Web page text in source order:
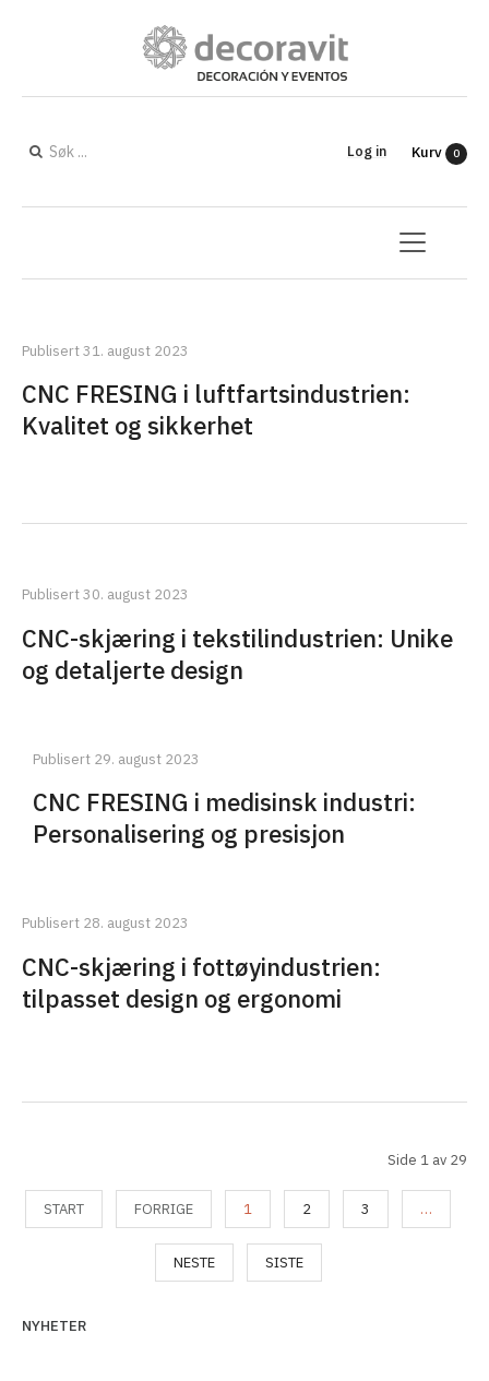
Log in Kurv 0
Publisert 31. august 2023
CNC FRESING i luftfartsindustrien:
Kvalitet og sikkerhet
Publisert 30. august 2023
CNC-skjæring i tekstilindustrien: Unike
og detaljerte design
Publisert 29. august 2023
CNC FRESING i medisinsk industri:
Personalisering og presisjon
Publisert 28. august 2023
CNC-skjæring i fottøyindustrien:
tilpasset design og ergonomi
Side 1 av 29
START FORRIGE 1 2 3 …
NESTE SISTE
NYHETER